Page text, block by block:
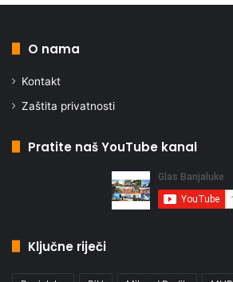
O nama
Kontakt
Zaštita privatnosti
Pratite naš YouTube kanal
Ključne riječi